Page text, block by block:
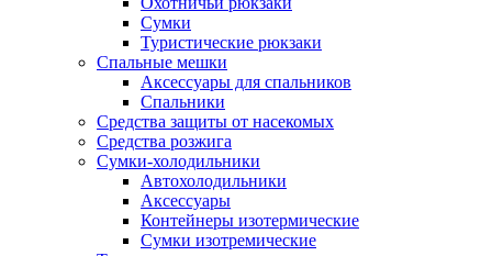
Сумки
Туристические рюкзаки
Спальные мешки
Аксессуары для спальников
Спальники
Средства защиты от насекомых
Средства розжига
Сумки-холодильники
Автохолодильники
Аксессуары
Контейнеры изотермические
Сумки изотремические